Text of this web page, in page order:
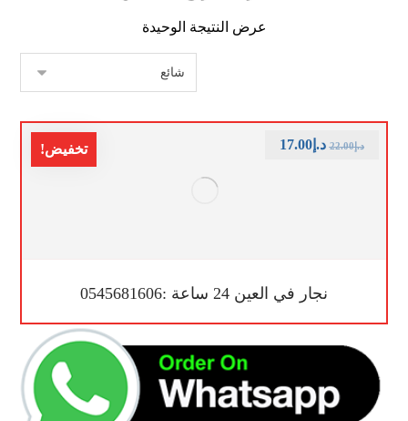
عرض النتيجة الوحيدة
تخفيض!
نجار في العين 24 ساعة :0545681606
د.إ22.00 د.إ17.00